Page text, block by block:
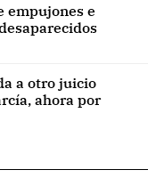
empujones e
a otro juicio
ahora por